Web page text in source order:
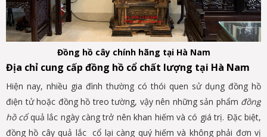
Đồng hồ cây chính hãng tại Hà Nam
Địa chỉ cung cấp đồng hồ cổ chất lượng tại Hà Nam
Hiện nay, nhiều gia đình thường có thói quen sử dụng đồng hồ
điện tử hoặc đồng hồ treo tường, vậy nên những sản phẩm đồng
hồ cổquả lắc ngày càng trở nên khan hiếm và có giá trị. Đặc biệt,
đồng hồ cây quả lắc cổ lại càng quý hiếm và không phải đơn vị